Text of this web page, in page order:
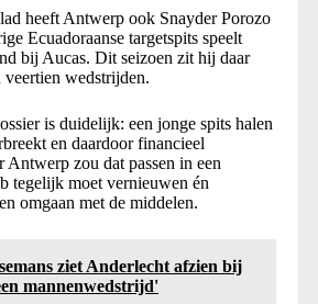
heeft Antwerp ook Snayder Porozo
Ecuadoraanse targetspits speelt
bij Aucas. Dit seizoen zit hij daar
wedstrijden.
is duidelijk: een jonge spits halen
en daardoor financieel
zou dat passen in een
tegelijk moet vernieuwen én
omgaan met de middelen.
ziet Anderlecht afzien bij
mannenwedstrijd'